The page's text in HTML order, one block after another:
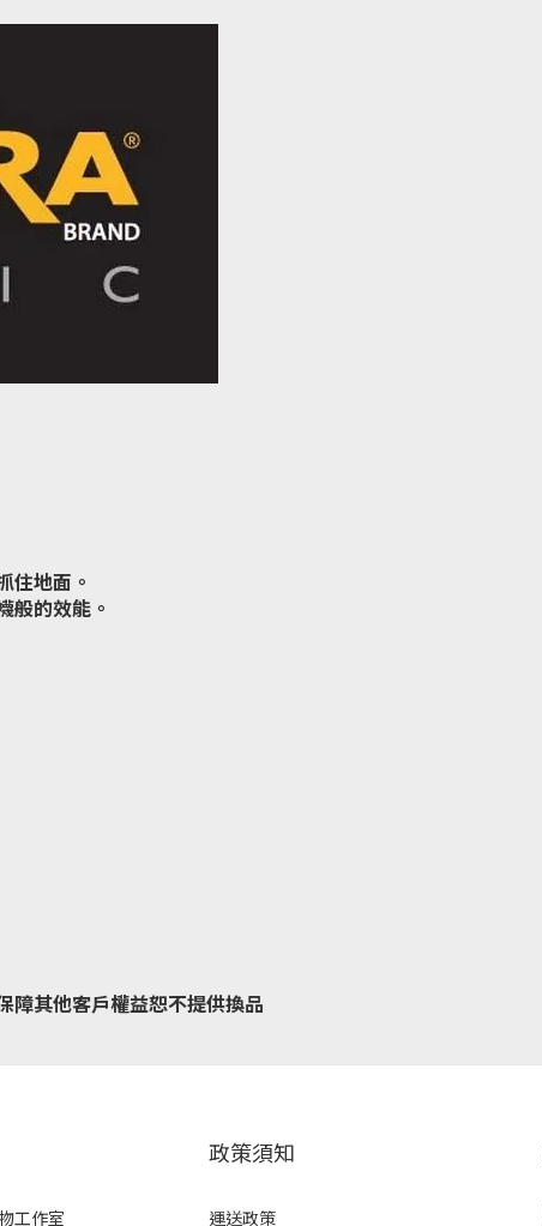
住地面。
般的效能。
障其他客戶權益恕不提供換品
工作室
政策須知
運送政策